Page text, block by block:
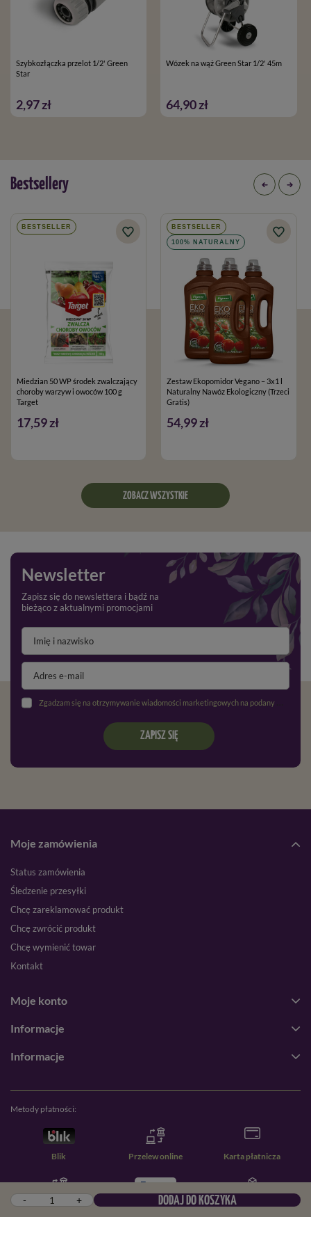
- + DODAJ DO KOSZYKA
Szybkozłączka przelot 1/2' Green
Star
2,97 zł
Wózek na wąż Green Star 1/2' 45m
64,90 zł
Bestsellery
BESTSELLER
Miedzian 50 WP środek zwalczający
choroby warzyw i owoców 100 g
Target
17,59 zł
BESTSELLER
100% NATURALNY
Zestaw Ekopomidor Vegano – 3x1 l
Naturalny Nawóz Ekologiczny (Trzeci
Gratis)
54,99 zł
ZOBACZ WSZYSTKIE
Newsletter
Zapisz się do newslettera i bądź na
bieżąco z aktualnymi promocjami
Zgadzam się na otrzymywanie wiadomości marketingowych na podany adres e-mail oraz przetwarzanie danych osobowych zgodnie z
ZAPISZ SIĘ
Moje zamówienia
Status zamówienia
Śledzenie przesyłki
Chcę zareklamować produkt
Chcę zwrócić produkt
Chcę wymienić towar
Kontakt
Moje konto
Informacje
Informacje
Metody płatności:
Blik Przelew online Karta płatnicza
Przelew zwykły PayPal Pobranie